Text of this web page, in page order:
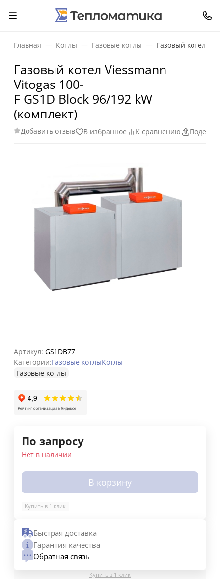
Главная Котлы Газовые котлы Газовый котел
Газовый котел Viessmann
Vitogas 100-
F GS1D Block 96/192 kW
(комплект)
Добавить отзыв В избранное К сравнению
Артикул: GS1DB77
Категории:Газовые котлыКотлы
Газовые котлы
По запросу
Нет в наличии
В корзину
Купить в 1 клик
Быстрая доставка
Гарантия качества
Обратная связь
Купить в 1 клик